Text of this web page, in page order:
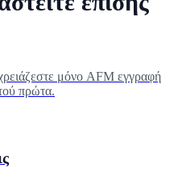
μόνο AFM εγγραφή
πρώτα.